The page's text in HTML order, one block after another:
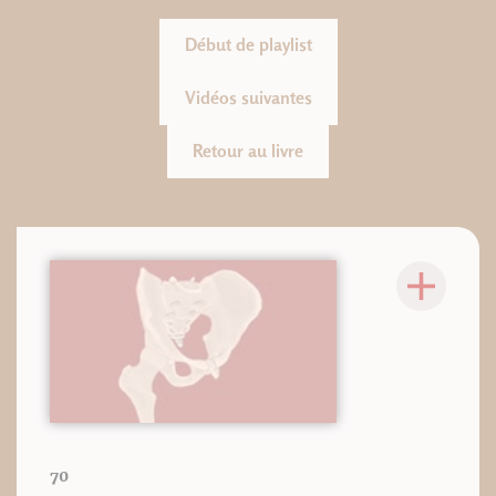
Début de playlist
Vidéos suivantes
Retour au livre
70